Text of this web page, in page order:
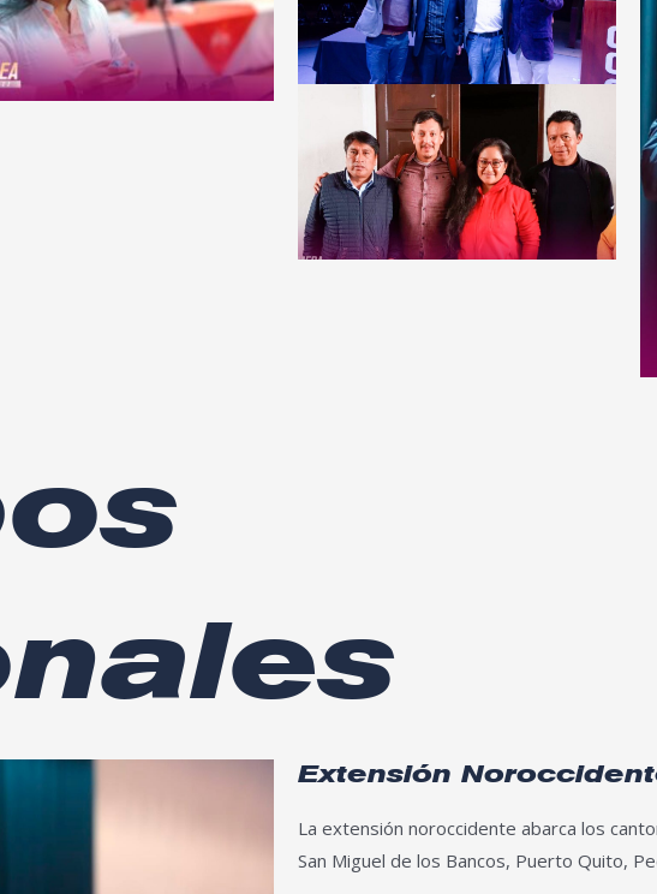
Extensión
La extensión noroccidente abarca los
San Miguel de los Bancos, Puerto Quito,